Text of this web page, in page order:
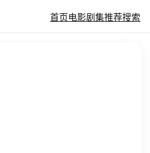
首页电影剧集推荐搜索